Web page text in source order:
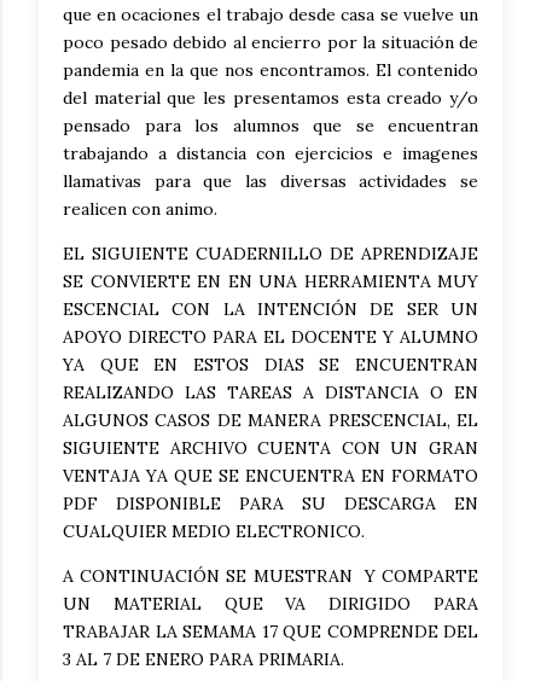
que en ocaciones el trabajo desde casa se vuelve un
poco pesado debido al encierro por la situación de
pandemia en la que nos encontramos. El contenido
del material que les presentamos esta creado y/o
pensado para los alumnos que se encuentran
trabajando a distancia con ejercicios e imagenes
llamativas para que las diversas actividades se
realicen con animo.
EL SIGUIENTE CUADERNILLO DE APRENDIZAJE
SE CONVIERTE EN EN UNA HERRAMIENTA MUY
ESCENCIAL CON LA INTENCIÓN DE SER UN
APOYO DIRECTO PARA EL DOCENTE Y ALUMNO
YA QUE EN ESTOS DIAS SE ENCUENTRAN
REALIZANDO LAS TAREAS A DISTANCIA O EN
ALGUNOS CASOS DE MANERA PRESCENCIAL, EL
SIGUIENTE ARCHIVO CUENTA CON UN GRAN
VENTAJA YA QUE SE ENCUENTRA EN FORMATO
PDF DISPONIBLE PARA SU DESCARGA EN
CUALQUIER MEDIO ELECTRONICO.
A CONTINUACIÓN SE MUESTRAN Y COMPARTE
UN MATERIAL QUE VA DIRIGIDO PARA
TRABAJAR LA SEMAMA 17 QUE COMPRENDE DEL
3 AL 7 DE ENERO PARA PRIMARIA.